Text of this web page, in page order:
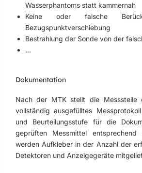
Wasserphantoms statt kammernah
Keine oder falsche
Bezugspunktverschiebung
Bestrahlung der Sonde von der
…
Dokumentation
Nach der MTK stellt die Messstelle
vollständig ausgefülltes
und Beurteilungsstufe für die
geprüften Messmittel entsprechend
werden Aufkleber in der Anzahl der
Detektoren und Anzeigegeräte